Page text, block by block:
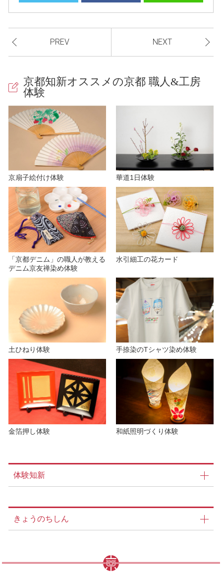
PREV NEXT
京都知新オススメの京都 職人&工房
体験
京扇子絵付け体験 華道1日体験
「京都デニム」の職人が教える
デニム京友禅染め体験
水引細工の花カード
土ひねり体験 手捺染のTシャツ染め体験
金箔押し体験 和紙照明づくり体験
体験知新
きょうのちしん